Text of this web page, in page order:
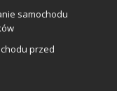
samochodu
przed